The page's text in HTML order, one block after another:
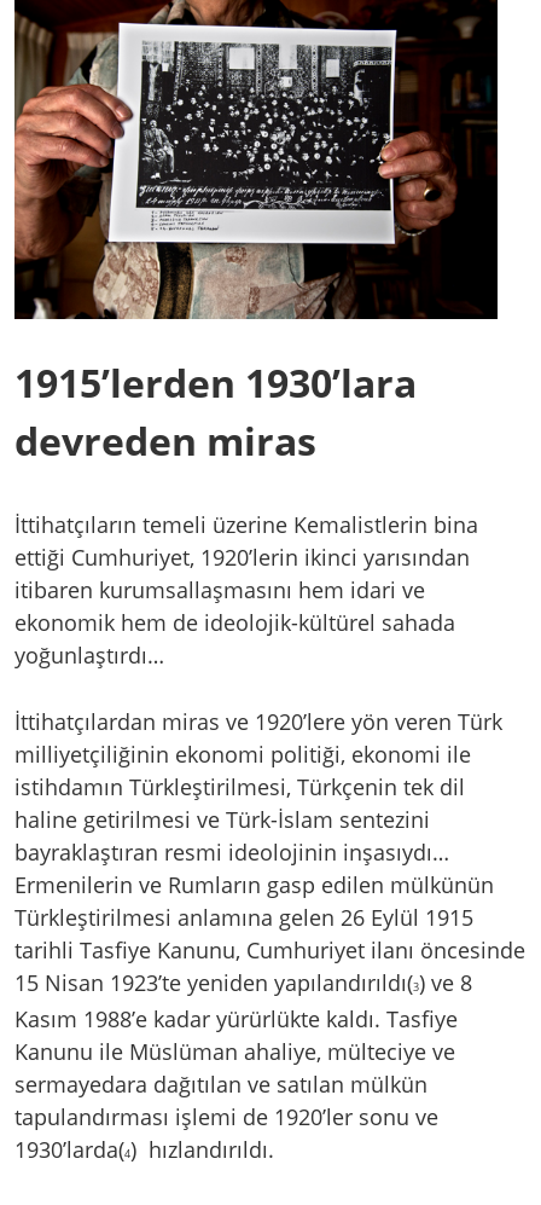
1915’lerden 1930’lara
devreden miras
İttihatçıların temeli üzerine Kemalistlerin bina
ettiği Cumhuriyet, 1920’lerin ikinci yarısından
itibaren kurumsallaşmasını hem idari ve
ekonomik hem de ideolojik-kültürel sahada
yoğunlaştırdı…
İttihatçılardan miras ve 1920’lere yön veren Türk
milliyetçiliğinin ekonomi politiği, ekonomi ile
istihdamın Türkleştirilmesi, Türkçenin tek dil
haline getirilmesi ve Türk-İslam sentezini
bayraklaştıran resmi ideolojinin inşasıydı…
Ermenilerin ve Rumların gasp edilen mülkünün
Türkleştirilmesi anlamına gelen 26 Eylül 1915
tarihli Tasfiye Kanunu, Cumhuriyet ilanı öncesinde
15 Nisan 1923’te yeniden yapılandırıldı(3) ve 8
Kasım 1988’e kadar yürürlükte kaldı. Tasfiye
Kanunu ile Müslüman ahaliye, mülteciye ve
sermayedara dağıtılan ve satılan mülkün
tapulandırması işlemi de 1920’ler sonu ve
1930’larda(4) hızlandırıldı.